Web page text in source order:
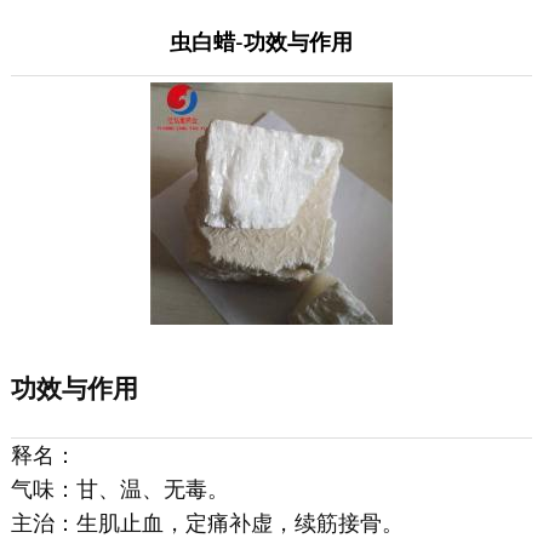
虫白蜡-功效与作用
功效与作用
释名：
气味：甘、温、无毒。
主治：生肌止血，定痛补虚，续筋接骨。